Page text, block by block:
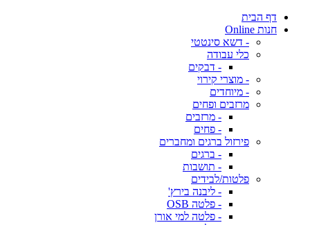
דף הבית
חנות Online
- דשא סינטטי
כלי עבודה
- דבקים
- מוצרי קירוי
- מיוחדים
מרזבים ופחים
- מרזבים
- פחים
פירזול ברגים ומחברים
- ברגים
- תושבות
פלטות/לבידים
- ליבנה בירץ'
- פלטה OSB
- פלטה למי אורן